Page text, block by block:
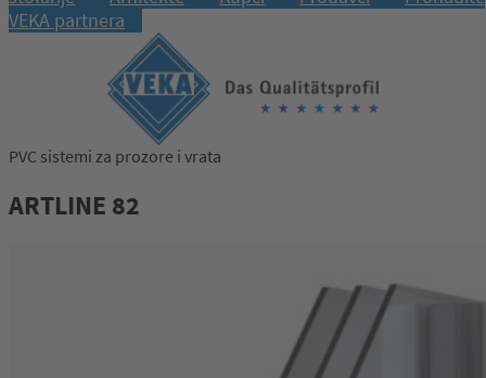
VEKA partnera
Prijava
PVC sistemi za prozore i vrata
ARTLINE 82